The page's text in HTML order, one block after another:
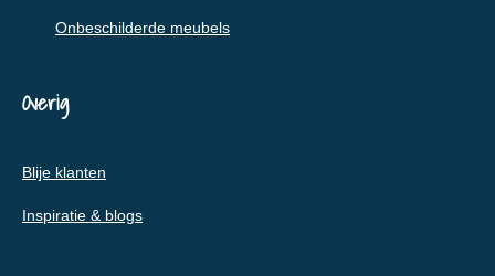
Onbeschilderde meubels
Overig
Blije klanten
Inspiratie & blogs